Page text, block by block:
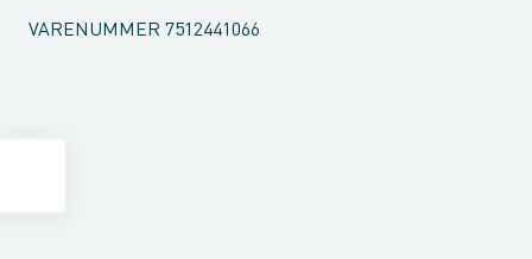
VARENUMMER 7512441066